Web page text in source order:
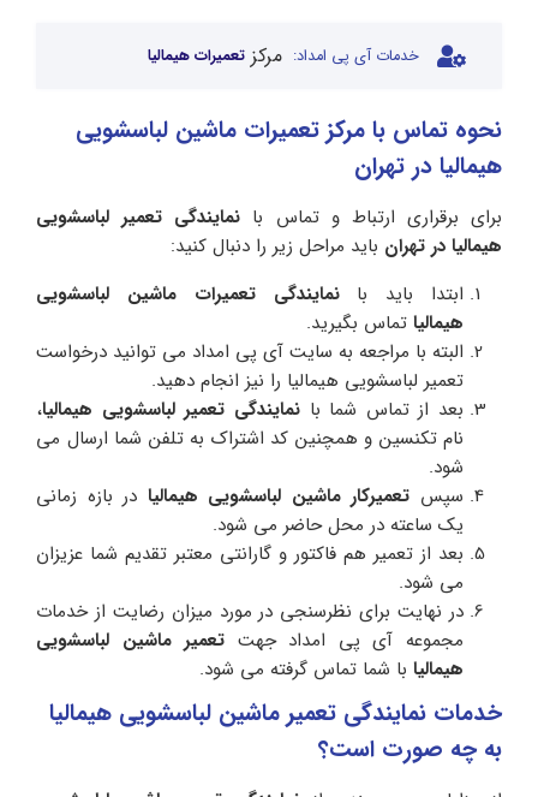
خدمات آی پی امداد: مرکز تعمیرات هیمالیا
نحوه تماس با مرکز تعمیرات ماشین لباسشویی
هیمالیا در تهران
برای برقراری ارتباط و تماس با نمایندگی تعمیر لباسشویی
هیمالیا در تهران باید مراحل زیر را دنبال کنید:
ابتدا باید بانمایندگی تعمیرات ماشین لباسشویی
هیمالیا تماس بگیرید.
البته با مراجعه به سایت آی پی امداد می توانید درخواست
تعمیر لباسشویی هیمالیا را نیز انجام دهید.
بعد از تماس شما بانمایندگی تعمیر لباسشویی هیمالیا،
نام تکنسین و همچنین کد اشتراک به تلفن شما ارسال می
شود.
سپس تعمیرکار ماشین لباسشویی هیمالیا در بازه زمانی
یک ساعته در محل حاضر می شود.
بعد از تعمیر هم فاکتور و گارانتی معتبر تقدیم شما عزیزان
می شود.
در نهایت برای نظرسنجی در مورد میزان رضایت از خدمات
مجموعه آی پی امداد جهت تعمیر ماشین لباسشویی
هیمالیا با شما تماس گرفته می شود.
خدمات نمایندگی تعمیر ماشین لباسشویی هیمالیا
به چه صورت است؟